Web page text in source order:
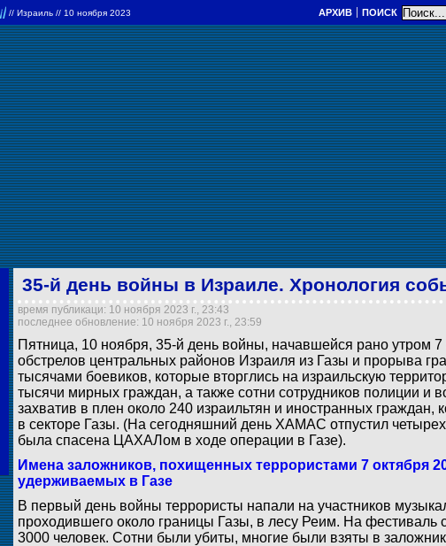
// Израиль // 10 ноября 2023 АРХИВ ПОИСК
35-й день войны в Израиле. Хронология
время публикаци: 10 ноября 2023 г., 23:43
последнее обновление: 10 ноября 2023 г., 23:59
Пятница, 10 ноября, 35-й день войны, начавшейся рано утром 7
обстрелов центральных районов Израиля из Газы и прорыва
тысячами боевиков, которые вторглись на израильскую
тысячи мирных граждан, а также сотни сотрудников полиции и
захватив в плен около 240 израильтян и иностранных граждан,
в секторе Газы. (На сегодняшний день ХАМАС отпустил
была спасена ЦАХАЛом в ходе операции в Газе).
Имена заложников, похищенных террористами 7 октября
удерживаемых в Газе
В первый день войны террористы напали на участников
проходившего около границы Газы, в лесу Реим. На фестиваль
3000 человек. Сотни были убиты, многие были взяты в